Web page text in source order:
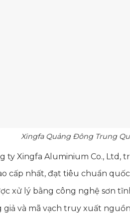
Xingfa Quảng Đông Trung
ty Xingfa Aluminium Co., Ltd,
cấp nhất, đạt tiêu chuẩn
xử lý bằng công nghệ sơn
giả và mã vạch truy xuất